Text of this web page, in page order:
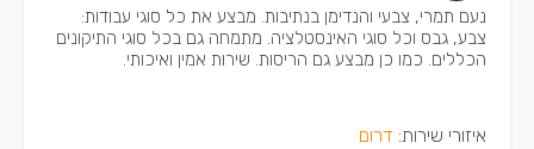
נעם תמרי, צבעי והנדימן בנתיבות. מבצע את כל סוגי עבודות:
צבע, גבס וכל סוגי האינסטלציה. מתמחה גם בכל סוגי התיקונים
הכללים. כמו כן מבצע גם הריסות. שירות אמין ואיכותי.
איזורי שירות: דרום